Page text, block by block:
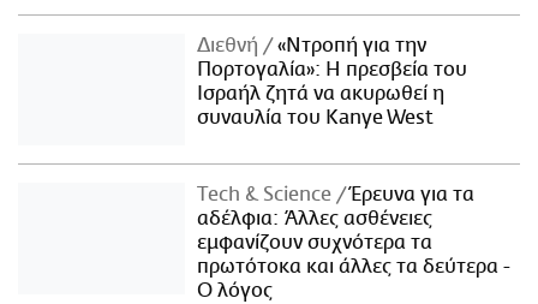
Διεθνή
«Ντροπή για την
Πορτογαλία»: Η πρεσβεία του
Ισραήλ ζητά να ακυρωθεί η
συναυλία του Kanye West
Τech & Science
Έρευνα για τα
αδέλφια: Άλλες ασθένειες
εμφανίζουν συχνότερα τα
πρωτότοκα και άλλες τα δεύτερα -
Ο λόγος